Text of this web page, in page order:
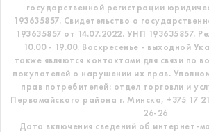
государственной регистрации
193635857. Свидетельство о
193635857 от 14.07.2022. УНП 193635857.
10.00 - 19.00. Воскресенье - выходной
также являются контактами для связи по
покупателей о нарушении их прав.
прав потребителей: отдел торговли и
Первомайского района г. Минска, +375 17
26-26
Дата включения сведений об интернет-